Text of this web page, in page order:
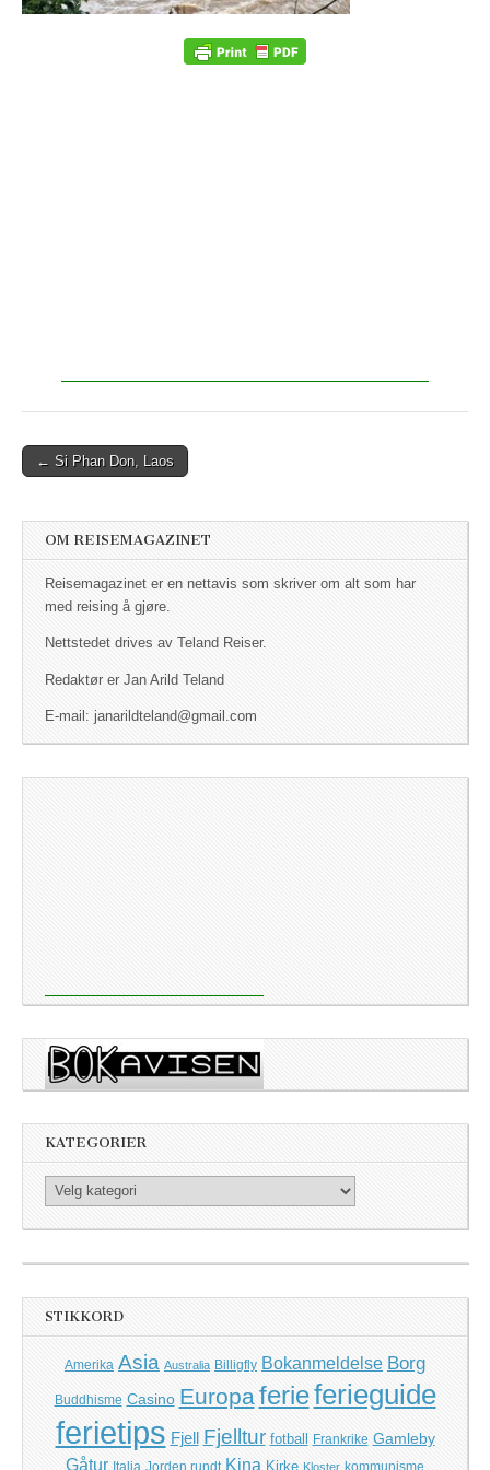
Post navigation
← Si Phan Don, Laos
OM REISEMAGAZINET
Reisemagazinet er en nettavis som skriver om alt som har
med reising å gjøre.
Nettstedet drives av Teland Reiser.
Redaktør er Jan Arild Teland
E-mail: janarildteland@gmail.com
KATEGORIER
Kategorier
STIKKORD
Amerika Asia Australia Billigfly Bokanmeldelse Borg
Buddhisme Casino Europaferieferieguide
ferietips Fjell Fjelltur fotball Frankrike Gamleby
Gåtur Italia Jorden rundt Kina Kirke Kloster kommunisme